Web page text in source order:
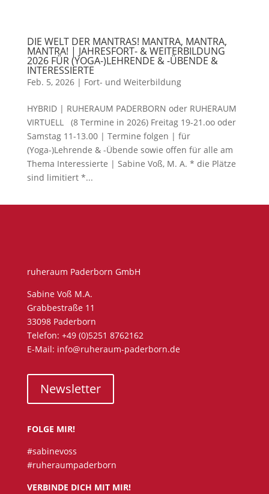
DIE WELT DER MANTRAS! MANTRA, MANTRA,
MANTRA! | JAHRESFORT- & WEITERBILDUNG
2026 FÜR (YOGA-)LEHRENDE & -ÜBENDE &
INTERESSIERTE
Feb. 5, 2026| Fort- und Weiterbildung
HYBRID | RUHERAUM PADERBORN oder RUHERAUM
VIRTUELL (8 Termine in 2026) Freitag 19-21.oo oder
Samstag 11-13.00 | Termine folgen | für
(Yoga-)Lehrende & -Übende sowie offen für alle am
Thema Interessierte | Sabine Voß, M. A. * die Plätze
sind limitiert *...
ruheraum Paderborn GmbH
Sabine Voß M.A.
Grabbestraße 11
33098 Paderborn
Telefon: +49 (0)5251 8762162
E-Mail: info@ruheraum-paderborn.de
Newsletter
FOLGE MIR!
#sabinevoss
#ruheraumpaderborn
VERBINDE DICH MIT MIR!